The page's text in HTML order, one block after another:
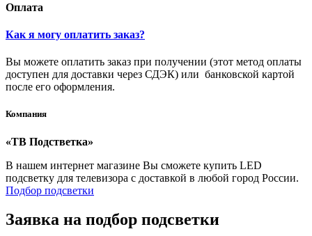
Оплата
Как я могу оплатить заказ?
Вы можете оплатить заказ при получении (этот метод оплаты
доступен для доставки через СДЭК) или банковской картой
после его оформления.
Компания
«ТВ Подстветка»
В нашем интернет магазине Вы сможете купить LED
подсветку для телевизора с доставкой в любой город России.
Подбор подсветки
Заявка на подбор подсветки